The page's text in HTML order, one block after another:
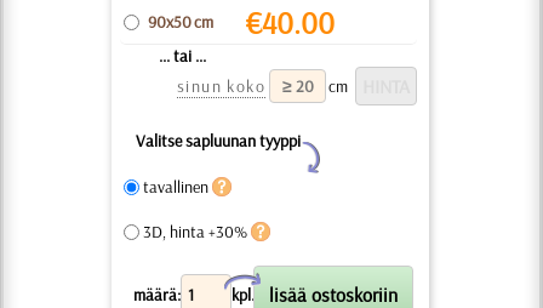
90x50 cm €40.00
... tai ...
sinun koko
cm
Valitse sapluunan tyyppi
Y
tavallinen
3D, hinta +30%
määrä: kpl.
X